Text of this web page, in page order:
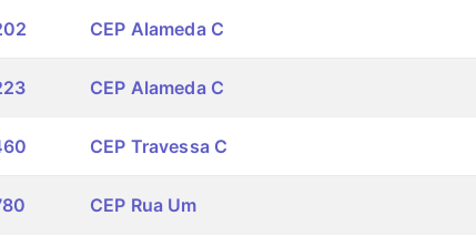
CEP Alameda C
CEP Alameda C
CEP Travessa C
CEP Rua Um